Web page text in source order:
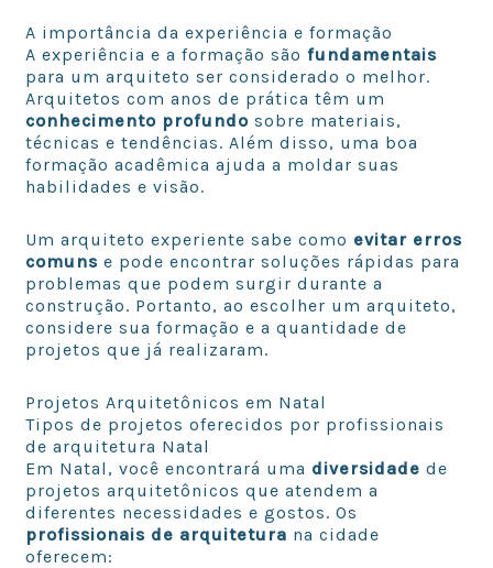
A importância da experiência e formação
A experiência e a formação sãofundamentais
para um arquiteto ser considerado o melhor.
Arquitetos com anos de prática têm um
conhecimento profundo sobre materiais,
técnicas e tendências. Além disso, uma boa
formação acadêmica ajuda a moldar suas
habilidades e visão.
Um arquiteto experiente sabe como evitar erros
comuns e pode encontrar soluções rápidas para
problemas que podem surgir durante a
construção. Portanto, ao escolher um arquiteto,
considere sua formação e a quantidade de
projetos que já realizaram.
Projetos Arquitetônicos em Natal
Tipos de projetos oferecidos por profissionais
de arquitetura Natal
Em Natal, você encontrará uma diversidade de
projetos arquitetônicos que atendem a
diferentes necessidades e gostos. Os
profissionais de arquitetura na cidade
oferecem: